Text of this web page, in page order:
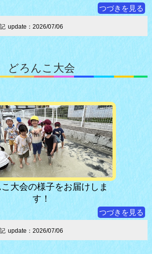
つづきを見る
update：2026/07/06
どろんこ大会
大会の様子をお届けしま
す！
つづきを見る
update：2026/07/06